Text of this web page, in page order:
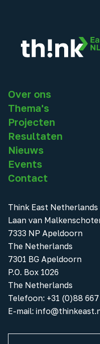
Over ons
Thema's
Projecten
Resultaten
Nieuws
Events
Contact
Think East Netherlands
Laan van
7333 NP Apeldoorn
The Netherlands
7301 BG Apeldoorn
P.O. Box 1026
The Netherlands
Telefoon: +31 (0)88
E-mail: